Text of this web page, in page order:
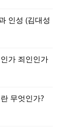
인성 (김대성
가 죄인인가
무엇인가?